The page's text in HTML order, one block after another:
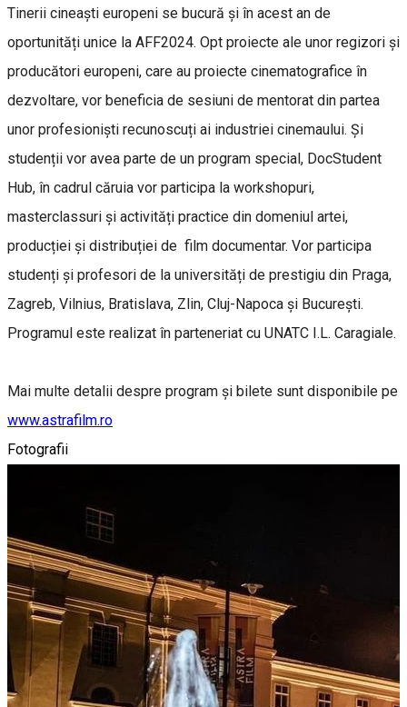
Tinerii cineaști europeni se bucură și în acest an de
oportunități unice la AFF2024. Opt proiecte ale unor regizori și
producători europeni, care au proiecte cinematografice în
dezvoltare, vor beneficia de sesiuni de mentorat din partea
unor profesioniști recunoscuți ai industriei cinemaului. Și
studenții vor avea parte de un program special, DocStudent
Hub, în cadrul căruia vor participa la workshopuri,
masterclassuri și activități practice din domeniul artei,
producției și distribuției de film documentar. Vor participa
studenți și profesori de la universități de prestigiu din Praga,
Zagreb, Vilnius, Bratislava, Zlin, Cluj-Napoca și București.
Programul este realizat în parteneriat cu UNATC I.L. Caragiale.
Mai multe detalii despre program și bilete sunt disponibile pe
www.astrafilm.ro
Fotografii